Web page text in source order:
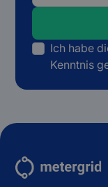
Ich habe
Kenntnis